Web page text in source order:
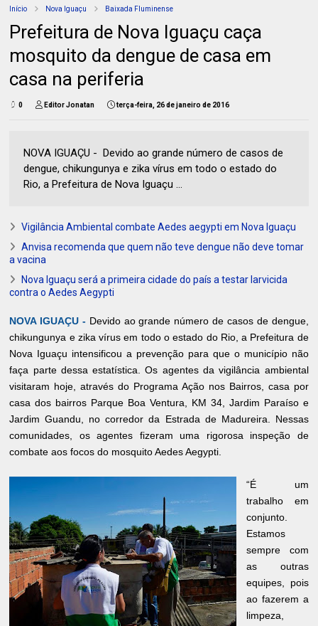
Início Nova Iguaçu Baixada Fluminense
Prefeitura de Nova Iguaçu caça
mosquito da dengue de casa em
casa na periferia
0 Editor Jonatan terça-feira, 26 de janeiro de 2016
NOVA IGUAÇU - Devido ao grande número de casos de
dengue, chikungunya e zika vírus em todo o estado do
Rio, a Prefeitura de Nova Iguaçu ...
Vigilância Ambiental combate Aedes aegypti em Nova Iguaçu
Anvisa recomenda que quem não teve dengue não deve tomar
a vacina
Nova Iguaçu será a primeira cidade do país a testar larvicida
contra o Aedes Aegypti
NOVA IGUAÇU - Devido ao grande número de casos de dengue,
chikungunya e zika vírus em todo o estado do Rio, a Prefeitura de
Nova Iguaçu intensificou a prevenção para que o município não
faça parte dessa estatística. Os agentes da vigilância ambiental
visitaram hoje, através do Programa Ação nos Bairros, casa por
casa dos bairros Parque Boa Ventura, KM 34, Jardim Paraíso e
Jardim Guandu, no corredor da Estrada de Madureira. Nessas
comunidades, os agentes fizeram uma rigorosa inspeção de
combate aos focos do mosquito Aedes Aegypti.
“É um
trabalho em
conjunto.
Estamos
sempre com
as outras
equipes, pois
ao fazerem a
limpeza,